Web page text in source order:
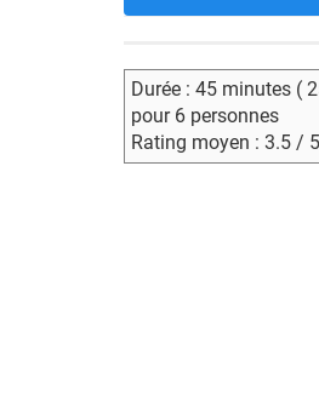
Durée : 45 minutes (
pour 6 personnes
Rating moyen : 3.5 /